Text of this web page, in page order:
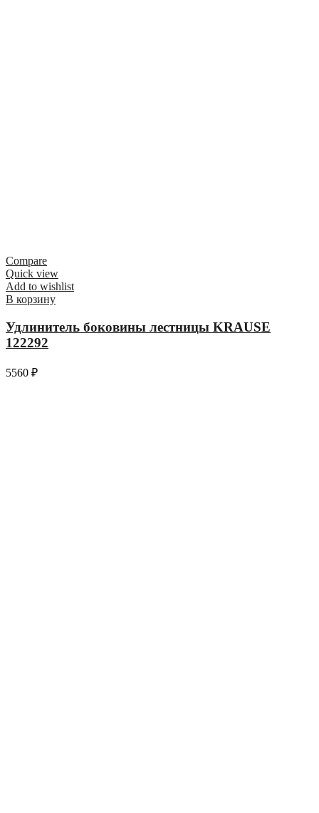
Compare
Quick view
Add to wishlist
В корзину
Удлинитель боковины лестницы KRAUSE
122292
5560 ₽